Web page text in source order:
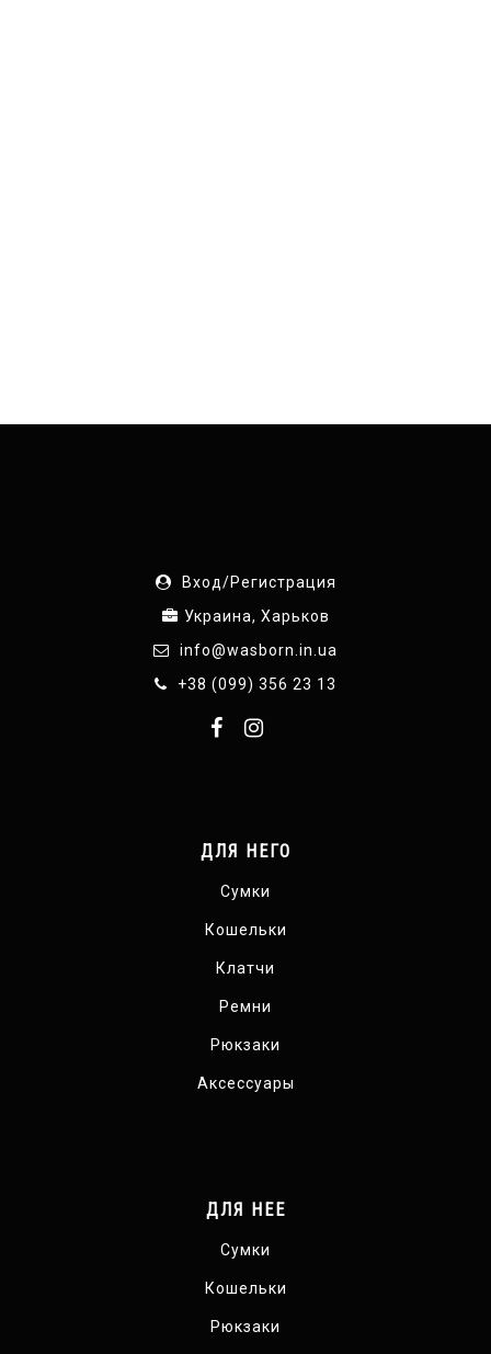
Вход/Регистрация
Украина, Харьков
info@wasborn.in.ua
+38 (099) 356 23 13
ДЛЯ НЕГО
Сумки
Кошельки
Клатчи
Ремни
Рюкзаки
Аксессуары
ДЛЯ НЕЕ
Сумки
Кошельки
Рюкзаки